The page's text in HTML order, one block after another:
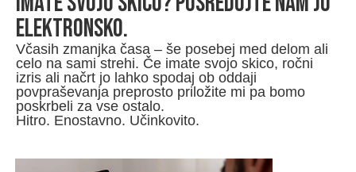
ELEKTRONSKO.
Včasih zmanjka časa – še posebej med delom ali
celo na sami strehi. Če imate svojo skico, ročni
izris ali načrt jo lahko spodaj ob oddaji
povpraševanja preprosto priložite mi pa bomo
poskrbeli za vse ostalo.
Hitro. Enostavno. Učinkovito.